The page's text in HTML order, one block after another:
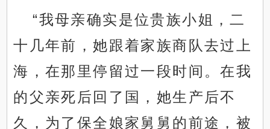
“我母亲确实是位贵族小姐，二
十几年前，她跟着家族商队去过上
海，在那里停留过一段时间。在我
的父亲死后回了国，她生产后不
久，为了保全娘家舅舅的前途，被